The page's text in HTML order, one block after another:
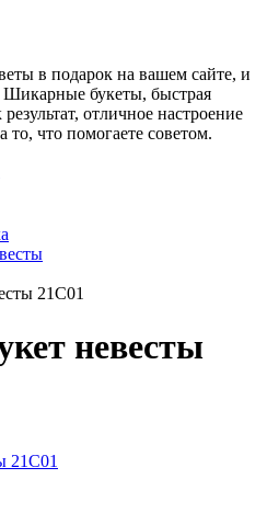
в подарок на вашем сайте, и
Шикарные букеты, быстрая
отличное настроение
то, что помогаете советом.
21С01
невесты